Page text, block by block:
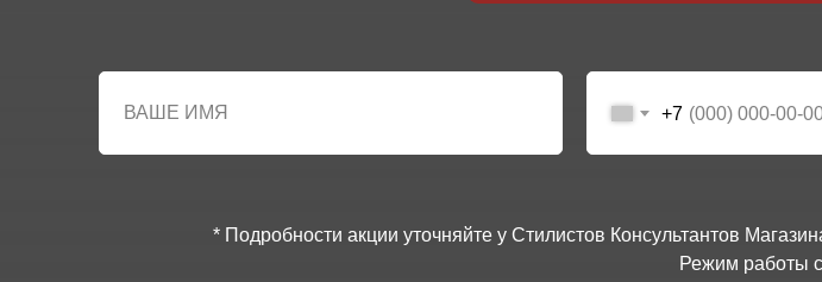
* Подробности акции уточняйте у Стилистов Консультантов
Режим работы
+7